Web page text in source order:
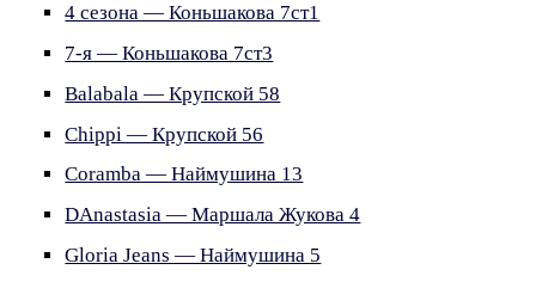
4 сезона — Коньшакова 7ст1
7-я — Коньшакова 7ст3
Balabala — Крупской 58
Chippi — Крупской 56
Coramba — Наймушина 13
DAnastasia — Маршала Жукова 4
Gloria Jeans — Наймушина 5